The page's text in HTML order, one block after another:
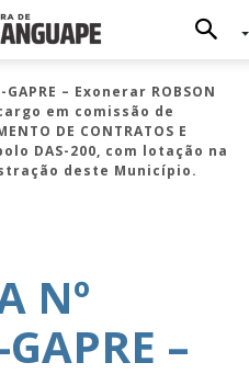
GAPRE – Exonerar ROBSON
cargo em comissão de
DE CONTRATOS E
DAS-200, com lotação na
deste Município.
Nº
–